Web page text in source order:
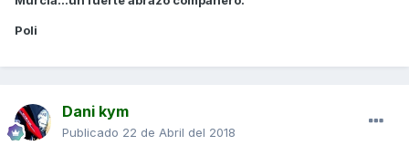
Poli
Dani kym
Publicado 22 de Abril del 2018